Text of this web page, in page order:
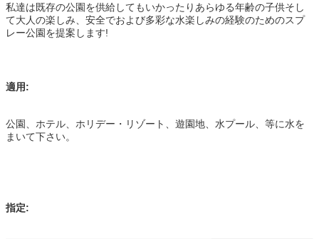
私達は既存の公園を供給してもいかったりあらゆる年齢の子供そし
て大人の楽しみ、安全でおよび多彩な水楽しみの経験のためのスプ
レー公園を提案します!
適用:
公園、ホテル、ホリデー・リゾート、遊園地、水プール、等に水を
まいて下さい。
指定: